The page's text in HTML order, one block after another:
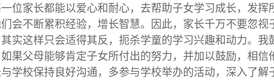
位家长都能以爱心和耐心，去帮助子女学习成长，发挥
会不断累积经验，增长智慧。因此，家长千万不要忽
实这样只会适得其反，扼杀学童的学习兴趣和动力。
果父母能够肯定子女所付出的努力，并加以鼓励，相
学校保持良好沟通，多参与学校举办的活动，深入了